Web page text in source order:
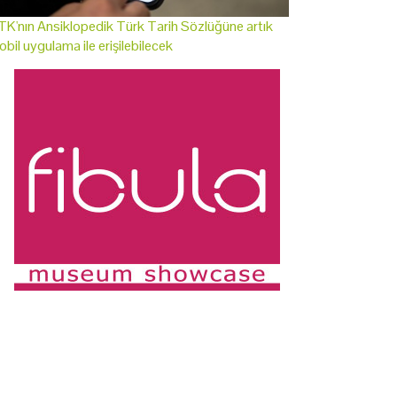
Ansiklopedik Türk Tarih Sözlüğüne artık
uygulama ile erişilebilecek